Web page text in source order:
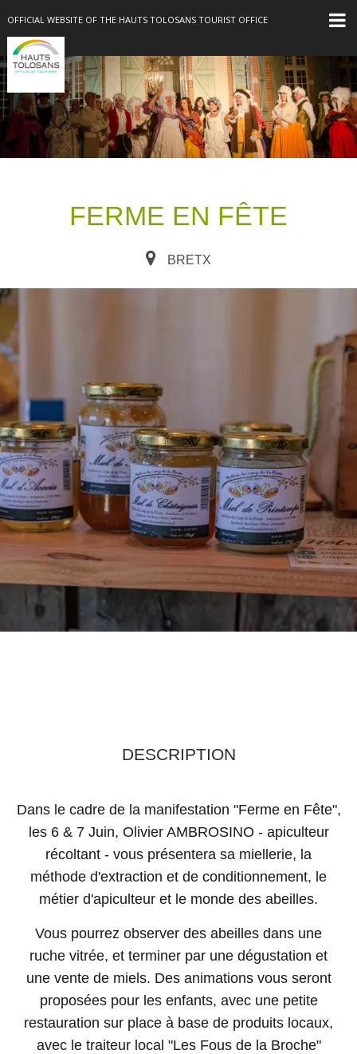
OFFICIAL WEBSITE OF THE HAUTS TOLOSANS TOURIST OFFICE
FERME EN FÊTE
BRETX
DESCRIPTION
Dans le cadre de la manifestation "Ferme en Fête",
les 6 & 7 Juin, Olivier AMBROSINO - apiculteur
récoltant - vous présentera sa miellerie, la
méthode d'extraction et de conditionnement, le
métier d'apiculteur et le monde des abeilles.
Vous pourrez observer des abeilles dans une
ruche vitrée, et terminer par une dégustation et
une vente de miels. Des animations vous seront
proposées pour les enfants, avec une petite
restauration sur place à base de produits locaux,
avec le traiteur local "Les Fous de la Broche"